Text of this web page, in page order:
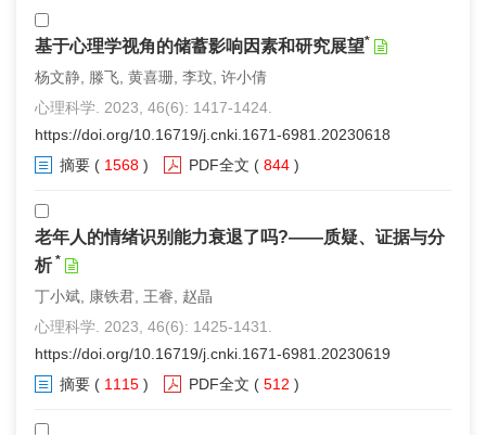
基于心理学视角的储蓄影响因素和研究展望*
杨文静, 滕飞, 黄喜珊, 李玟, 许小倩
心理科学. 2023, 46(6): 1417-1424.
https://doi.org/10.16719/j.cnki.1671-6981.20230618
摘要 ( 1568 ) PDF全文 ( 844 )
老年人的情绪识别能力衰退了吗?——质疑、证据与分
析*
丁小斌, 康铁君, 王睿, 赵晶
心理科学. 2023, 46(6): 1425-1431.
https://doi.org/10.16719/j.cnki.1671-6981.20230619
摘要 ( 1115 ) PDF全文 ( 512 )